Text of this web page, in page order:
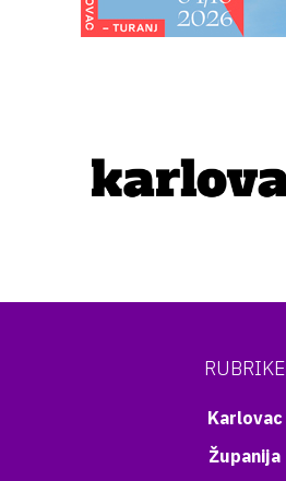
RUBRIKE
Karlovac
Županija